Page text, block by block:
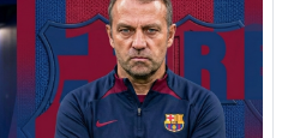
برشلونة
7:00 م
مباراة